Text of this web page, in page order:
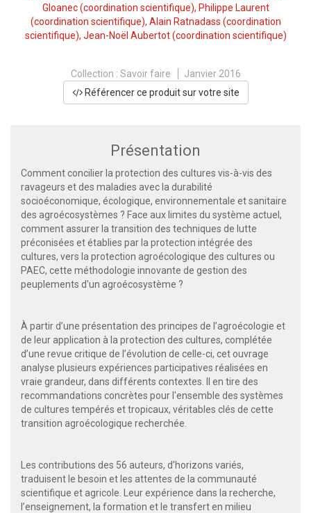
Gloanec(coordination scientifique), Philippe Laurent
(coordination scientifique), Alain Ratnadass (coordination
scientifique), Jean-Noël Aubertot(coordination scientifique)
Collection : Savoir faire
Janvier 2016
Référencer ce produit sur votre site
Présentation
Comment concilier la protection des cultures vis-à-vis des
ravageurs et des maladies avec la durabilité
socioéconomique, écologique, environnementale et sanitaire
des agroécosystèmes ? Face aux limites du système actuel,
comment assurer la transition des techniques de lutte
préconisées et établies par la protection intégrée des
cultures, vers la protection agroécologique des cultures ou
PAEC, cette méthodologie innovante de gestion des
peuplements d'un agroécosystème ?
À partir d’une présentation des principes de l’agroécologie et
de leur application à la protection des cultures, complétée
d’une revue critique de l’évolution de celle-ci, cet ouvrage
analyse plusieurs expériences participatives réalisées en
vraie grandeur, dans différents contextes. Il en tire des
recommandations concrètes pour l'ensemble des systèmes
de cultures tempérés et tropicaux, véritables clés de cette
transition agroécologique recherchée.
Les contributions des 56 auteurs, d’horizons variés,
traduisent le besoin et les attentes de la communauté
scientifique et agricole. Leur expérience dans la recherche,
l’enseignement, la formation et le transfert en milieu